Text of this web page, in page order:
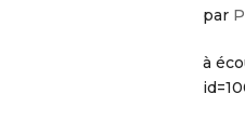
par
à